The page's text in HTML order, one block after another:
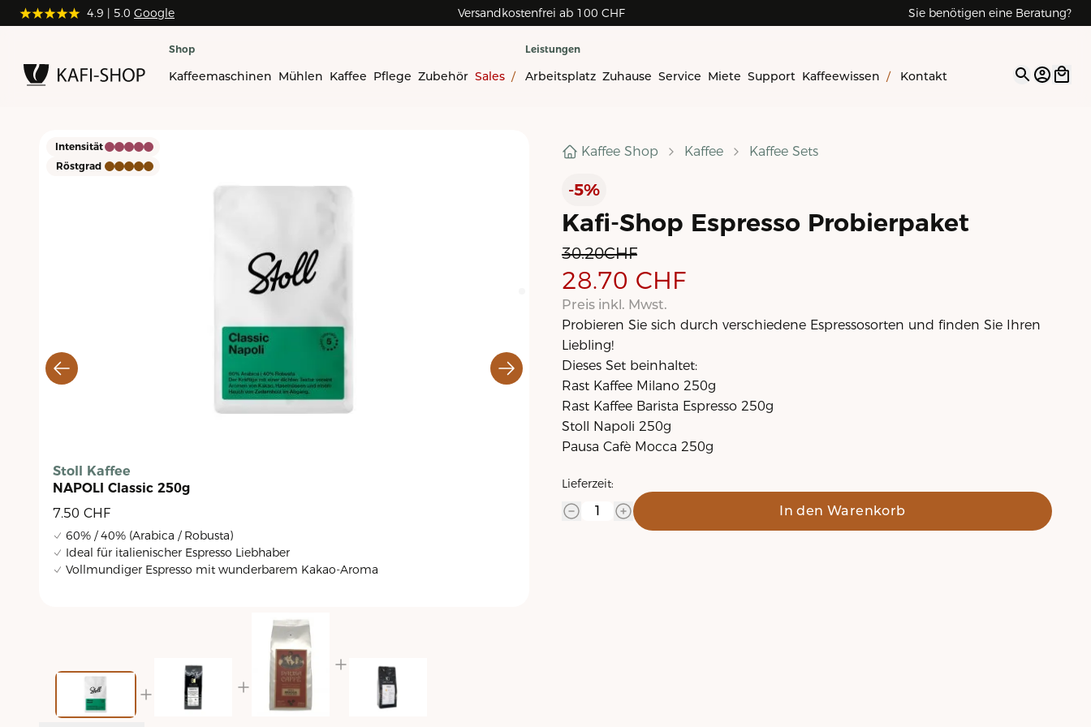
4.9 | 5.0 Google Versandkostenfrei ab 100 CHF Sie benötigen eine Beratung?
4.9 | 5.0 Google
Shop
Kaffeemaschinen Mühlen Kaffee Pflege Zubehör Sales /
Leistungen
Arbeitsplatz Zuhause Service Miete Support Kaffeewissen / Kontakt Open
Intensität
Röstgrad
Stoll Kaffee
NAPOLI Classic 250g
7.50 CHF
60% / 40% (Arabica / Robusta)
Ideal für italienischer Espresso Liebhaber
Vollmundiger Espresso mit wunderbarem Kakao-Aroma
IntensitätKaffee Shop Kaffee Kaffee Sets
-5%
Kafi-Shop Espresso Probierpaket
30.20CHF
28.70 CHF
Preis inkl. Mwst.
Probieren Sie sich durch verschiedene Espressosorten und finden Sie Ihren
Liebling!
Dieses Set beinhaltet:
Rast Kaffee Milano 250g
Rast Kaffee Barista Espresso 250g
Stoll Napoli 250g
Pausa Cafè Mocca 250g
Lieferzeit:
In den Warenkorb